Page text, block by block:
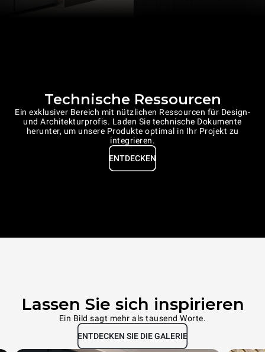
Technische Ressourcen
Ein exklusiver Bereich mit nützlichen Ressourcen für Design-
und Architekturprofis. Laden Sie technische Dokumente
herunter, um unsere Produkte optimal in Ihr Projekt zu
integrieren.
ENTDECKEN
Lassen Sie sich inspirieren
Ein Bild sagt mehr als tausend Worte.
ENTDECKEN SIE DIE GALERIE